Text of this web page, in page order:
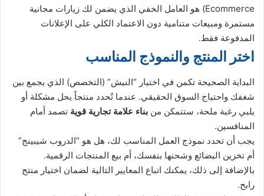
Ecommerce) هو العامل الخفي الذي يضمن لك زيارات مجانية
مستمرة ومبيعات متنامية دون الاعتماد الكلي على الإعلانات
المدفوعة فقط.
اختر المنتج والنموذج المناسب
البداية الصحيحة تكمن في اختيار “النيش” (التخصص) الذي يجمع بين
شغفك واحتياج السوق الحقيقي. عندما تُحدد منتجاً يحل مشكلة أو
يلبي رغبة ملحة، ستتمكن من بناء علامة تجارية قوية تصمد أمام
المنافسين.
يجب أن تحدد نموذج العمل المناسب لك، هل هو “الدروب شيبينج”
أم تخزين البضائع وشحنها بنفسك، أم بيع المنتجات الرقمية.
بالإضافة إلى ذلك، يمكنك اتباع المعايير التالية لضمان اختيار منتج
رابح.